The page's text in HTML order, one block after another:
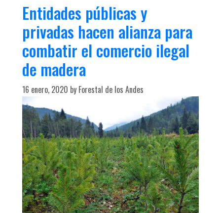
o
r
i
e
Entidades públicas y
privadas hacen alianza para
combatir el comercio ilegal
de madera
16 enero, 2020 by Forestal de los Andes